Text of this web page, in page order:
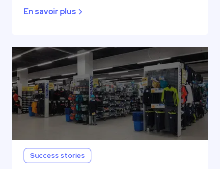
En savoir plus
Success stories